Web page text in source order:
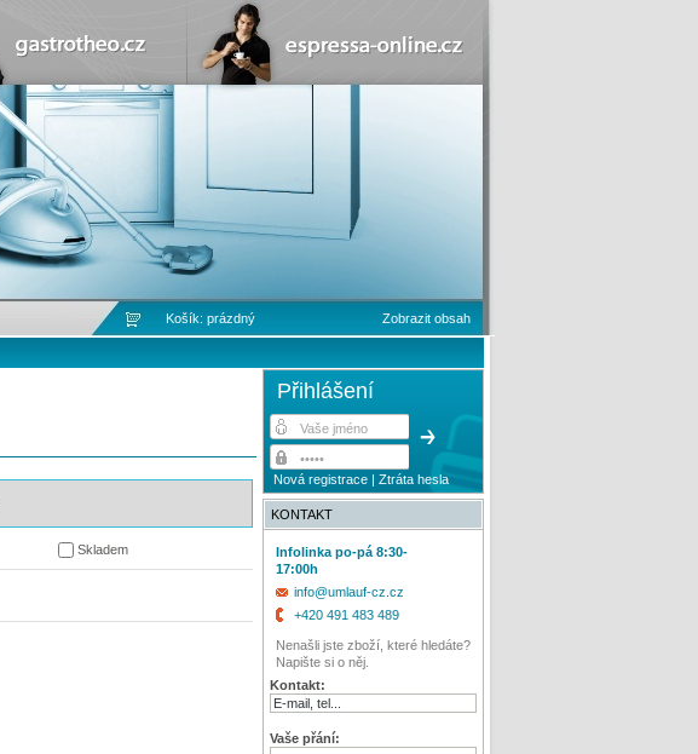
Skladem
Přihlášení
Nová registrace | Ztráta hesla
KONTAKT
Infolinka po-pá 8:30-
17:00h
info@umlauf-cz.cz
+420 491 483 489
Nenašli jste zboží, které hledáte?
Napište si o něj.
Kontakt:
Vaše přání:
Košík: prázdný Zobrazit obsah